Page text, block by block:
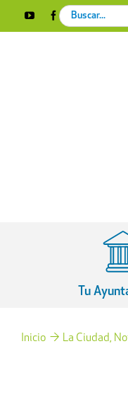
YouTubeFacebookInstagram
X
Search
for:
Tu
Inicio La Ciudad